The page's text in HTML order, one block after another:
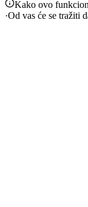
Kako ovo
·Od vas će se tražiti